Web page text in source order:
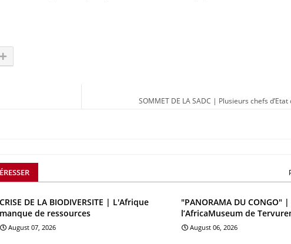
SOMMET DE LA SADC | Plusieurs chefs
CRISE DE LA BIODIVERSITE | L'Afrique
manque de ressources
August 07, 2026
"PANORAMA DU CONGO" |
l’AfricaMuseum de
August 06, 2026